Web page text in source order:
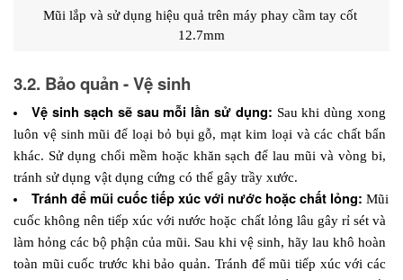
Mũi lắp và sử dụng hiệu quả trên máy phay cầm tay cốt
12.7mm
3.2. Bảo quản - Vệ sinh
Vệ sinh sạch sẽ sau mỗi lần sử dụng: Sau khi dùng xong
luôn vệ sinh mũi để loại bỏ bụi gỗ, mạt kim loại và các chất bẩn
khác. Sử dụng chổi mềm hoặc khăn sạch để lau mũi và vòng bi,
tránh sử dụng vật dụng cứng có thể gây trầy xước.
Tránh để mũi cuốc tiếp xúc với nước hoặc chất lỏng: Mũi
cuốc không nên tiếp xúc với nước hoặc chất lỏng lâu gây rỉ sét và
làm hỏng các bộ phận của mũi. Sau khi vệ sinh, hãy lau khô hoàn
toàn mũi cuốc trước khi bảo quản. Tránh để mũi tiếp xúc với các